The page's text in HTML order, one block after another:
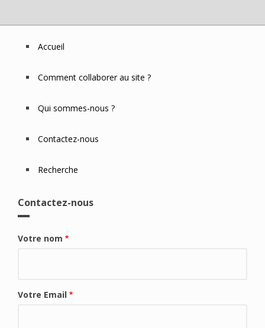
FooterAccueil
Comment collaborer au site ?
Qui sommes-nous ?
Contactez-nous
Recherche
Contactez-nous
Votre nom
Votre Email